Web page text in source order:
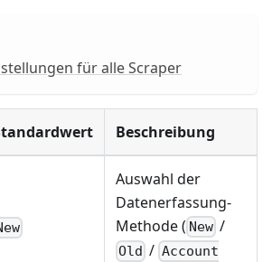
für alle Scraper
Beschreibung
Auswahl der
Datenerfassung-
Methode ( New /
Old / Account